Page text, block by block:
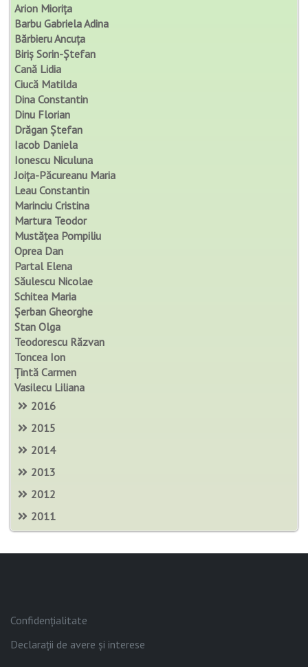
Arion Miorița
Barbu Gabriela Adina
Bărbieru Ancuța
Biriș Sorin-Ștefan
Cană Lidia
Ciucă Matilda
Dina Constantin
Dinu Florian
Drăgan Ștefan
Iacob Daniela
Ionescu Niculuna
Joița-Păcureanu Maria
Leau Constantin
Marinciu Cristina
Martura Teodor
Mustățea Pompiliu
Oprea Dan
Partal Elena
Săulescu Nicolae
Schitea Maria
Șerban Gheorghe
Stan Olga
Teodorescu Răzvan
Toncea Ion
Țintă Carmen
Vasilecu Liliana
2016
2015
2014
2013
2012
2011
Confidențialitate
Declarații de avere și interese